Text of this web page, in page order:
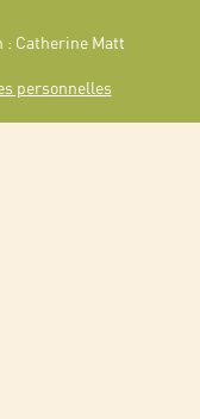
: Catherine Matt
personnelles